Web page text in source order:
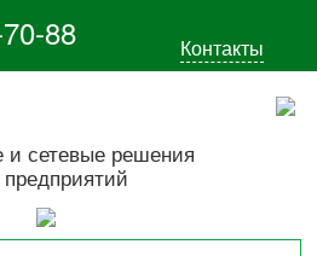
88 Контакты
и сетевые решения